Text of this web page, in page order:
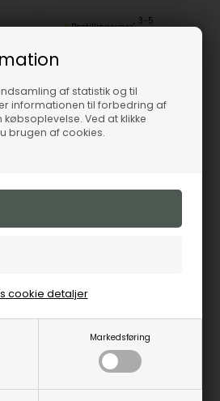
af statistik og til
informationen til forbedring af
Ved at klikke
brugen af cookies.
Markedsføring
cookie detaljer
Bestillingsvare
3-5
19%
251066Rc
Bestillingsvare